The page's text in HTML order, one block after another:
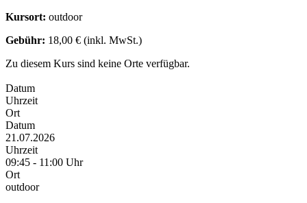
Kursort: outdoor
Gebühr: 18,00 € (inkl. MwSt.)
Zu diesem Kurs sind keine Orte verfügbar.
Datum
Uhrzeit
Ort
Datum
21.07.2026
Uhrzeit
09:45 - 11:00 Uhr
Ort
outdoor